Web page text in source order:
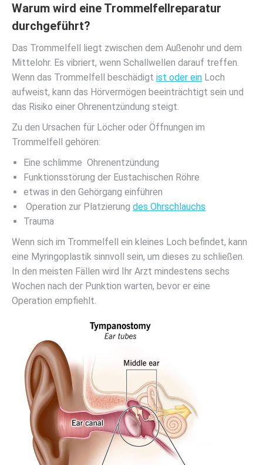
Warum wird eine Trommelfellreparatur
durchgeführt?
Das Trommelfell liegt zwischen dem Außenohr und dem
Mittelohr. Es vibriert, wenn Schallwellen darauf treffen.
Wenn das Trommelfell beschädigt ist oder ein Loch
aufweist, kann das Hörvermögen beeinträchtigt sein und
das Risiko einer Ohrenentzündung steigt.
Zu den Ursachen für Löcher oder Öffnungen im
Trommelfell gehören:
Eine schlimme Ohrenentzündung
Funktionsstörung der Eustachischen Röhre
etwas in den Gehörgang einführen
Operation zur Platzierung des Ohrschlauchs
Trauma
Wenn sich im Trommelfell ein kleines Loch befindet, kann
eine Myringoplastik sinnvoll sein, um dieses zu schließen.
In den meisten Fällen wird Ihr Arzt mindestens sechs
Wochen nach der Punktion warten, bevor er eine
Operation empfiehlt.